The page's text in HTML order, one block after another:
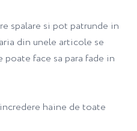
spalare si pot patrunde in
din unele articole se
face sa para fade in
haine de toate